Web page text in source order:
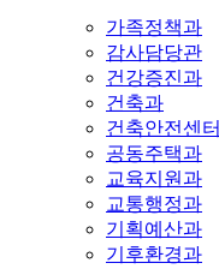
가족정책과
감사담당관
건강증진과
건축과
건축안전센터
공동주택과
교육지원과
교통행정과
기획예산과
기후환경과